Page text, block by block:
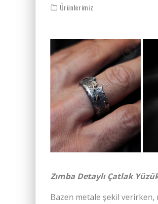
Ürünlerimiz
Zımba Detaylı Çatlak
Bazen metale şekil verirken,